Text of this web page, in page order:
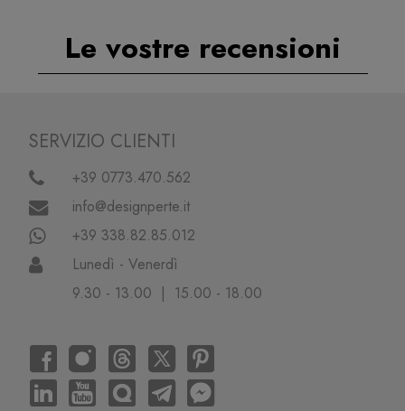
Le vostre recensioni
SERVIZIO CLIENTI
+39 0773.470.562
info@designperte.it
+39 338.82.85.012
Lunedì - Venerdì
9.30 - 13.00 | 15.00 - 18.00